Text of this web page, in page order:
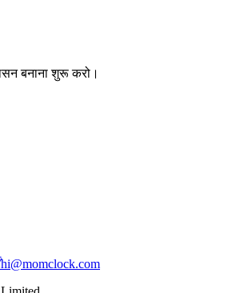
बनाना शुरू करो।
hi@momclock.com